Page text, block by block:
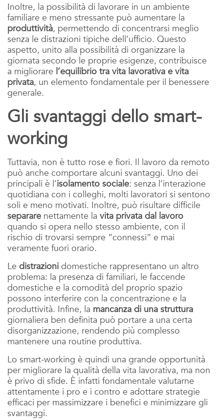
Inoltre, la possibilità di lavorare in un ambiente
familiare e meno stressante può aumentare la
produttività, permettendo di concentrarsi meglio
senza le distrazioni tipiche dell’ufficio. Questo
aspetto, unito alla possibilità di organizzare la
giornata secondo le proprie esigenze, contribuisce
a migliorare l’equilibrio tra vita lavorativa e vita
privata, un elemento fondamentale per il benessere
generale.
Gli svantaggi dello smart-
working
Tuttavia, non è tutto rose e fiori. Il lavoro da remoto
può anche comportare alcuni svantaggi. Uno dei
principali è l’isolamento sociale: senza l’interazione
quotidiana con i colleghi, molti lavoratori si sentono
soli e meno motivati. Inoltre, può risultare difficile
separare nettamente la vita privata dal lavoro
quando si opera nello stesso ambiente, con il
rischio di trovarsi sempre “connessi” e mai
veramente fuori orario.
Le distrazioni domestiche rappresentano un altro
problema: la presenza di familiari, le faccende
domestiche e la comodità del proprio spazio
possono interferire con la concentrazione e la
produttività. Infine, la mancanza di una struttura
giornaliera ben definita può portare a una certa
disorganizzazione, rendendo più complesso
mantenere una routine produttiva.
Lo smart-working è quindi una grande opportunità
per migliorare la qualità della vita lavorativa, ma non
è privo di sfide. È infatti fondamentale valutarne
attentamente i pro e i contro e adottare strategie
efficaci per massimizzare i benefici e minimizzare gli
svantaggi.